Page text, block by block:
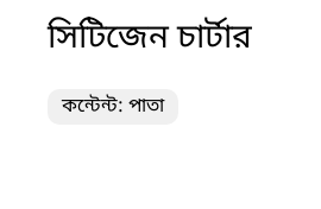
সিটিজেন চার্টার
কন্টেন্ট: পাতা